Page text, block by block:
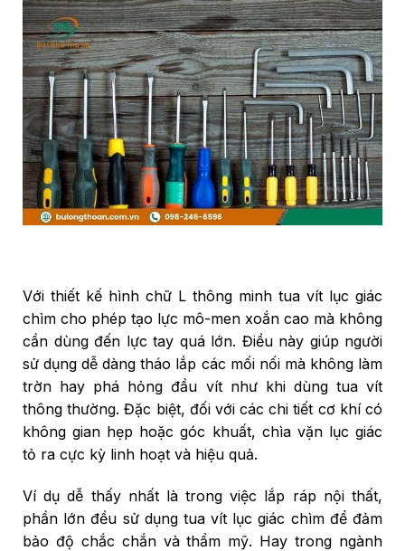
Với thiết kế hình chữ L thông minh tua vít lục giác
chìm cho phép tạo lực mô-men xoắn cao mà không
cần dùng đến lực tay quá lớn. Điều này giúp người
sử dụng dễ dàng tháo lắp các mối nối mà không làm
trờn hay phá hỏng đầu vít như khi dùng tua vít
thông thường. Đặc biệt, đối với các chi tiết cơ khí có
không gian hẹp hoặc góc khuất, chìa vặn lục giác
tỏ ra cực kỳ linh hoạt và hiệu quả.
Ví dụ dễ thấy nhất là trong việc lắp ráp nội thất,
phần lớn đều sử dụng tua vít lục giác chìm để đảm
bảo độ chắc chắn và thẩm mỹ. Hay trong ngành